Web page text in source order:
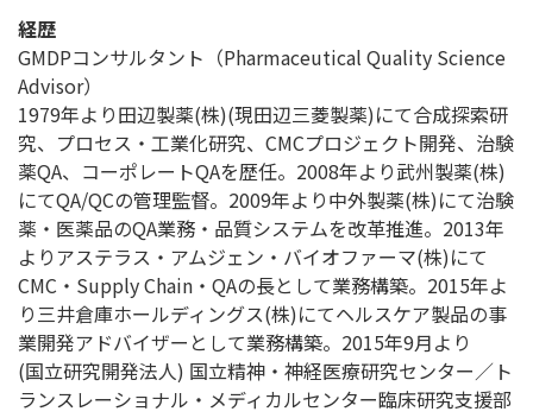
経歴
GMDPコンサルタント（Pharmaceutical Quality Science
Advisor）
1979年より田辺製薬(株)(現田辺三菱製薬)にて合成探索研
究、プロセス・工業化研究、CMCプロジェクト開発、治験
薬QA、コーポレートQAを歴任。2008年より武州製薬(株)
にてQA/QCの管理監督。2009年より中外製薬(株)にて治験
薬・医薬品のQA業務・品質システムを改革推進。2013年
よりアステラス・アムジェン・バイオファーマ(株)にて
CMC・Supply Chain・QAの長として業務構築。2015年よ
り三井倉庫ホールディングス(株)にてヘルスケア製品の事
業開発アドバイザーとして業務構築。2015年9月より
(国立研究開発法人) 国立精神・神経医療研究センター／ト
ランスレーショナル・メディカルセンター臨床研究支援部